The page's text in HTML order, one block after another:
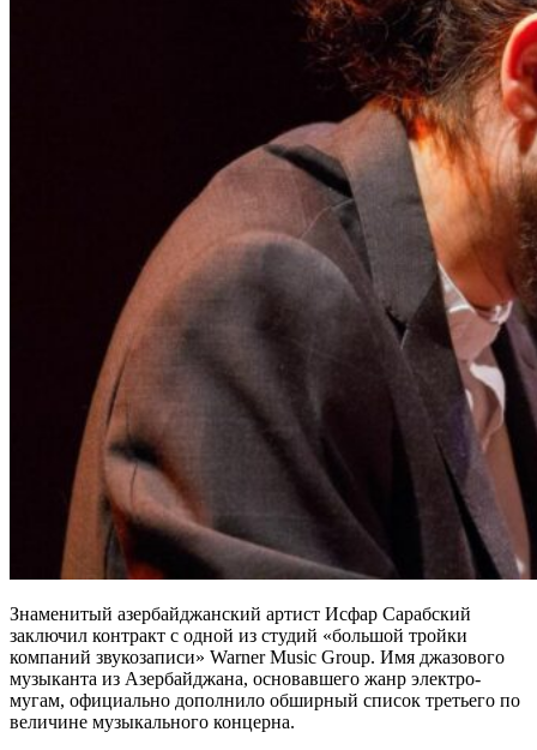
Знаменитый азербайджанский артист Исфар Сарабский
заключил контракт с одной из студий «большой тройки
компаний звукозаписи» Warner Music Group. Имя джазового
музыканта из Азербайджана, основавшего жанр электро-
мугам, официально дополнило обширный список третьего по
величине музыкального концерна.